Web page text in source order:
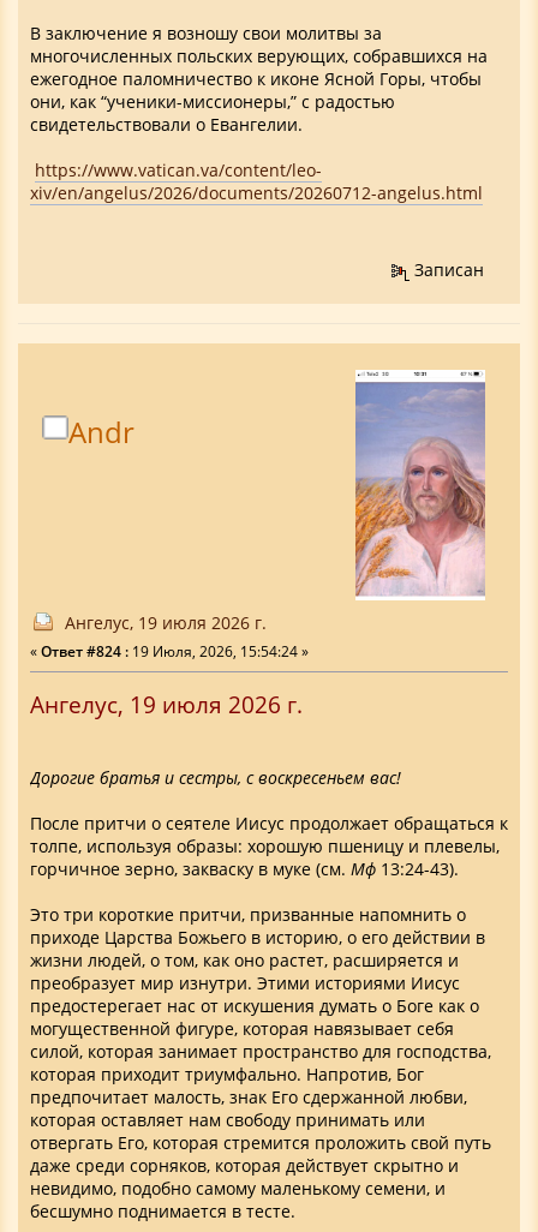
В заключение я возношу свои молитвы за
многочисленных польских верующих, собравшихся на
ежегодное паломничество к иконе Ясной Горы, чтобы
они, как “ученики-миссионеры,” с радостью
свидетельствовали о Евангелии.
https://www.vatican.va/content/leo-
xiv/en/angelus/2026/documents/20260712-angelus.html
Записан
Аndr
Ангелус, 19 июля 2026 г.
«Ответ #824 : 19 Июля, 2026, 15:54:24 »
Ангелус, 19 июля 2026 г.
Дорогие братья и сестры, с воскресеньем вас!
После притчи о сеятеле Иисус продолжает обращаться к
толпе, используя образы: хорошую пшеницу и плевелы,
горчичное зерно, закваску в муке (см. Мф 13:24-43).
Это три короткие притчи, призванные напомнить о
приходе Царства Божьего в историю, о его действии в
жизни людей, о том, как оно растет, расширяется и
преобразует мир изнутри. Этими историями Иисус
предостерегает нас от искушения думать о Боге как о
могущественной фигуре, которая навязывает себя
силой, которая занимает пространство для господства,
которая приходит триумфально. Напротив, Бог
предпочитает малость, знак Его сдержанной любви,
которая оставляет нам свободу принимать или
отвергать Его, которая стремится проложить свой путь
даже среди сорняков, которая действует скрытно и
невидимо, подобно самому маленькому семени, и
бесшумно поднимается в тесте.